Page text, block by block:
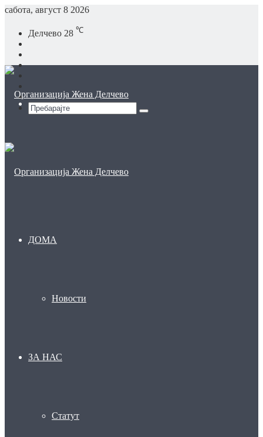
сабота, август 8 2026
Делчево 28 ℃
Instagram
In
Sidebar
Пребарајте
Мени
ДОМА
Новости
ЗА НАС
Статут